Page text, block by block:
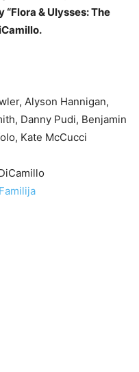
& Ulysses: The
Alyson Hannigan,
Danny Pudi, Benjamin
Kate McCucci
Familija